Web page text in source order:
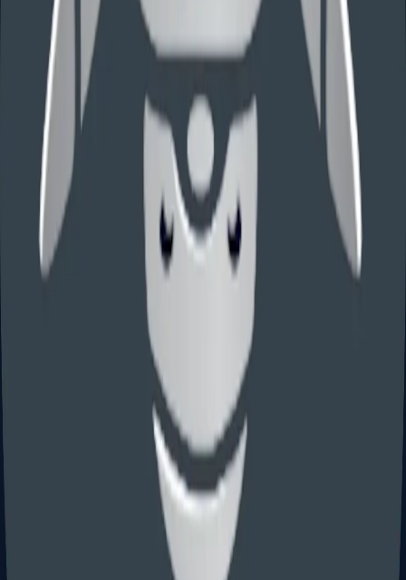
TTAB 异议和撤销策略
TTAB opposition、cancellation、答辩、证据开示、和解、
审理证据和费用控制。
美国商标费用说明
美国商标申请官费、律师费、类别、SOU、OA、维护、
TTAB 和 surcharge。
商标服务
Trademark Search / Clearance
1(a) — Already in US Commerce
Per
mark, per class; USPTO surcharges
may apply for custom IDs or incomplete
Per mark, per class;
USPTO surcharges may apply for
custom IDs or incomplete application
44(e) — Based on Foreign
Per mark, per class; USPTO
surcharges may apply for custom IDs or
incomplete application data